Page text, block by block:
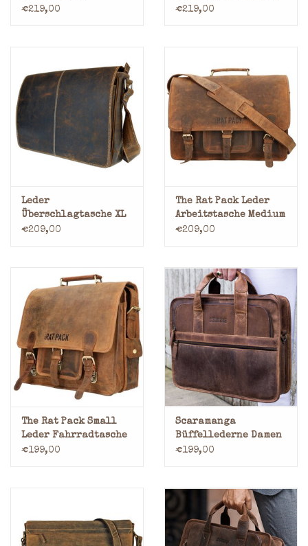
Arbeitstasche
€219,00
Retro Schultasche
€219,00
Leder
Überschlagtasche XL
17-Zoll
€209,00
The Rat Pack Leder
Arbeitstasche Medium
€209,00
The Rat Pack Small
Leder Fahrradtasche
Retro Schultasche
€199,00
Scaramanga
Büffellederne Damen
Laptoptasche
€199,00